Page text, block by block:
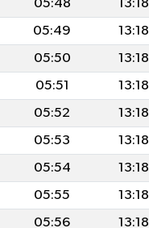
05:48 13:18
05:49 13:18
05:50 13:18
05:51 13:18
05:52 13:18
05:53 13:18
05:54 13:18
05:55 13:18
05:56 13:18